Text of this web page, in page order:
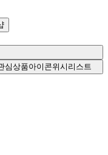
심상품아이콘위시리스트